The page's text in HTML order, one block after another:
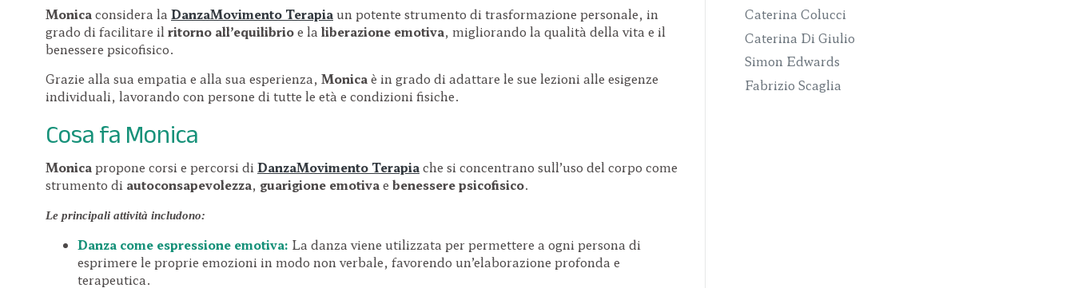
Monicaconsidera la DanzaMovimento Terapiaun potente strumento di trasformazione personale, in
grado di facilitare il ritorno all’equilibrioe la liberazione emotiva, migliorando la qualità della vita e il
benessere psicofisico.
Grazie alla sua empatia e alla sua esperienza, Monicaè in grado di adattare le sue lezioni alle esigenze
individuali, lavorando con persone di tutte le età e condizioni fisiche.
Cosa fa Monica
Monicapropone corsi e percorsi di DanzaMovimento Terapiache si concentrano sull’uso del corpo come
strumento di autoconsapevolezza, guarigione emotivae benessere psicofisico.
Le principali attività includono:
Danza come espressione emotiva: La danza viene utilizzata per permettere a ogni persona di
esprimere le proprie emozioni in modo non verbale, favorendo un’elaborazione profonda e
terapeutica.
Caterina Colucci
Caterina Di Giulio
Simon Edwards
Fabrizio Scaglia